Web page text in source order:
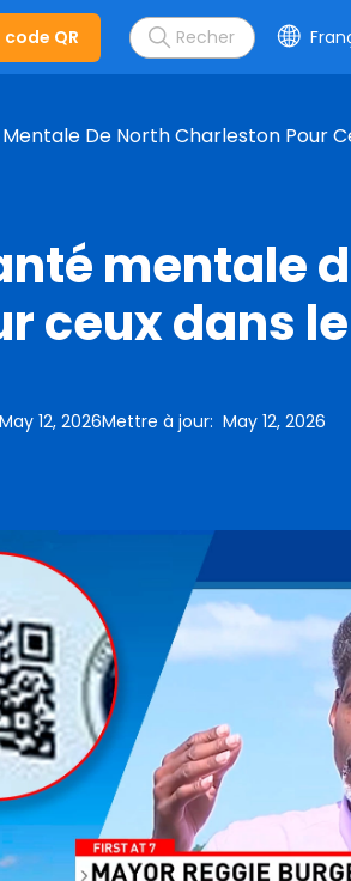
QR
De North Charleston Pour
mentale
ceux dans
May 12, 2026Mettre à jour: May 12, 2026